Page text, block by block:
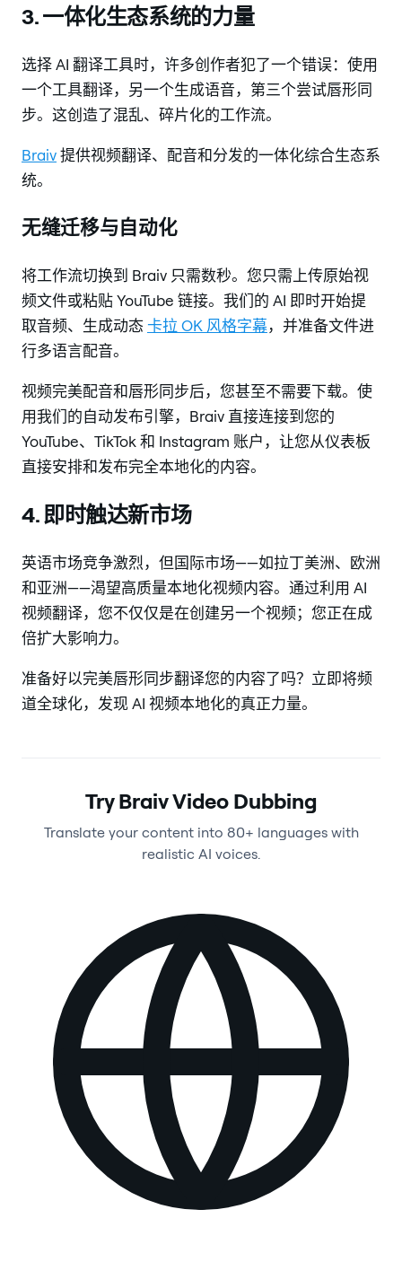
3. 一体化生态系统的力量
选择 AI 翻译工具时，许多创作者犯了一个错误：使用
一个工具翻译，另一个生成语音，第三个尝试唇形同
步。这创造了混乱、碎片化的工作流。
Braiv提供视频翻译、配音和分发的一体化综合生态系
统。
无缝迁移与自动化
将工作流切换到 Braiv 只需数秒。您只需上传原始视
频文件或粘贴 YouTube 链接。我们的 AI 即时开始提
取音频、生成动态卡拉 OK 风格字幕，并准备文件进
行多语言配音。
视频完美配音和唇形同步后，您甚至不需要下载。使
用我们的自动发布引擎，Braiv 直接连接到您的
YouTube、TikTok 和 Instagram 账户，让您从仪表板
直接安排和发布完全本地化的内容。
4. 即时触达新市场
英语市场竞争激烈，但国际市场——如拉丁美洲、欧洲
和亚洲——渴望高质量本地化视频内容。通过利用 AI
视频翻译，您不仅仅是在创建另一个视频；您正在成
倍扩大影响力。
准备好以完美唇形同步翻译您的内容了吗？立即将频
道全球化，发现 AI 视频本地化的真正力量。
Try Braiv Video Dubbing
Translate your content into 80+ languages with
realistic AI voices.